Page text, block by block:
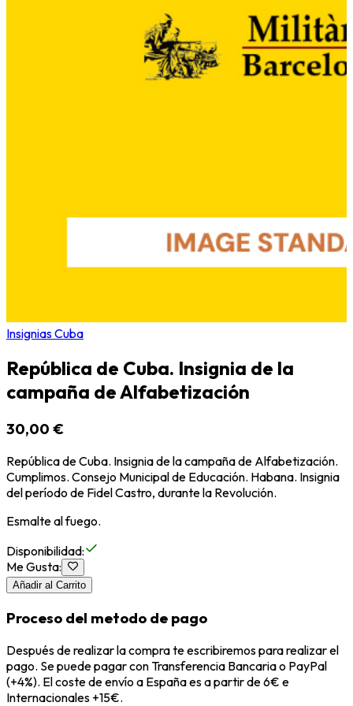
Insignias Cuba
República de Cuba. Insignia de la
campaña de Alfabetización
30,00 €
República de Cuba. Insignia de la campaña de Alfabetización.
Cumplimos. Consejo Municipal de Educación. Habana. Insignia
del período de Fidel Castro, durante la Revolución.
Esmalte al fuego.
Disponibilidad:
Me Gusta:
Añadir al Carrito
Proceso del metodo de pago
Después de realizar la compra te escribiremos para realizar el
pago. Se puede pagar con Transferencia Bancaria o PayPal
(+4%). El coste de envío a España es a partir de 6€ e
Internacionales +15€.